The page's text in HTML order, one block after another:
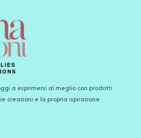
a esprimersi al meglio con prodotti
creazioni e la propria ispirazione.